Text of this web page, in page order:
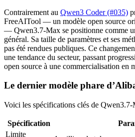
Contrairement au Qwen3 Coder (#035)
FreeAITool — un modèle open source
— Qwen3.7-Max se positionne comme
général. Sa taille de paramètres et ses
pas été rendues publiques. Ce
une tendance du secteur, passant
open source à une commercialisation en
Le dernier modèle phare
Voici les spécifications clés de Qwen3.7-
Spécification
Limite